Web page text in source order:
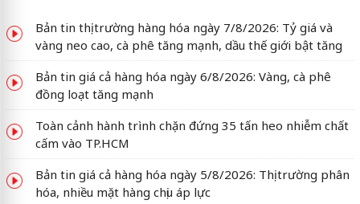
Bản tin thị trường hàng hóa ngày 7/8/2026: Tỷ giá và
vàng neo cao, cà phê tăng mạnh, dầu thế giới bật tăng
Bản tin giá cả hàng hóa ngày 6/8/2026: Vàng, cà phê
đồng loạt tăng mạnh
Toàn cảnh hành trình chặn đứng 35 tấn heo nhiễm chất
cấm vào TP.HCM
Bản tin giá cả hàng hóa ngày 5/8/2026: Thị trường phân
hóa, nhiều mặt hàng chịu áp lực